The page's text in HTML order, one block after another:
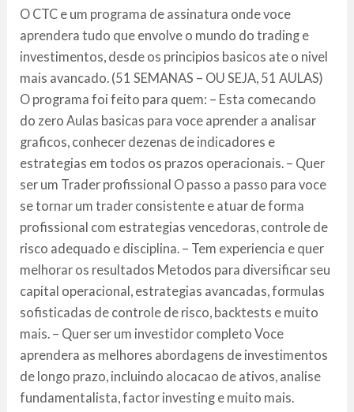
O CTC e um programa de assinatura onde voce
aprendera tudo que envolve o mundo do trading e
investimentos, desde os principios basicos ate o nivel
mais avancado. (51 SEMANAS – OU SEJA, 51 AULAS)
O programa foi feito para quem: – Esta comecando
do zero Aulas basicas para voce aprender a analisar
graficos, conhecer dezenas de indicadores e
estrategias em todos os prazos operacionais. – Quer
ser um Trader profissional O passo a passo para voce
se tornar um trader consistente e atuar de forma
profissional com estrategias vencedoras, controle de
risco adequado e disciplina. – Tem experiencia e quer
melhorar os resultados Metodos para diversificar seu
capital operacional, estrategias avancadas, formulas
sofisticadas de controle de risco, backtests e muito
mais. – Quer ser um investidor completo Voce
aprendera as melhores abordagens de investimentos
de longo prazo, incluindo alocacao de ativos, analise
fundamentalista, factor investing e muito mais.